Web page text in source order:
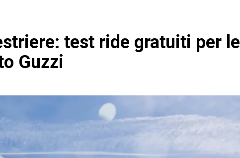
test ride gratuiti per le
Guzzi